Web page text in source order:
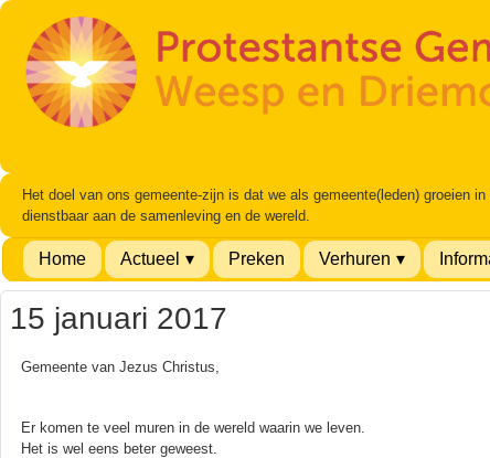
Het doel van ons gemeente-zijn is dat we als gemeente(leden) groeien
dienstbaar aan de samenleving en de wereld.
Home Actueel Preken Verhuren
15 januari 2017
Gemeente van Jezus Christus,
Er komen te veel muren in de wereld waarin we leven.
Het is wel eens beter geweest.